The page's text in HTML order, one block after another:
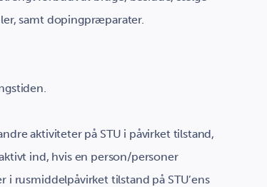
samt dopingpræparater.
aktiviteter på STU i påvirket tilstand,
ind, hvis en person/personer
rusmiddelpåvirket tilstand på STU’ens